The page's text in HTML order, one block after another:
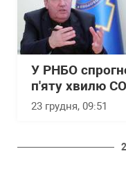
У РНБО
п'яту хвилю
23 грудня, 09:51